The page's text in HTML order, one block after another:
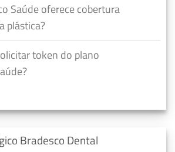
Saúde oferece cobertura
plástica?
token do plano
Bradesco Dental